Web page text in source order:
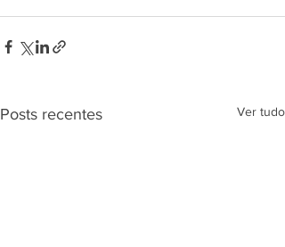
Posts recentes Ver tudo